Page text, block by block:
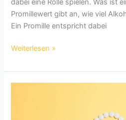
Promillewert gibt an, wie viel
Ein Promille entspricht dabei
Wie
Promille
hat
Weiterlesen »